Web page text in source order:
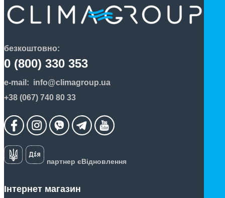
безкоштовно:
0 (800) 330 353
e-mail: info@climagroup.ua
+38 (067) 740 80 33
партнер єВідновлення
Інтернет магазин